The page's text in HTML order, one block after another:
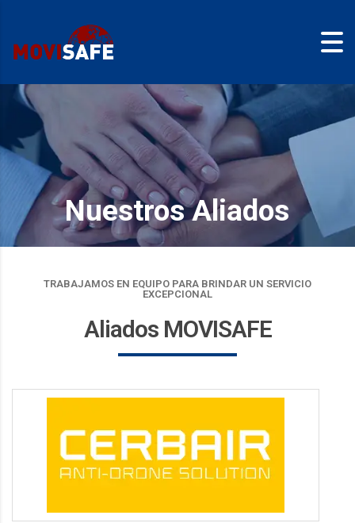
Nuestros Aliados
TRABAJAMOS EN EQUIPO PARA BRINDAR UN SERVICIO
EXCEPCIONAL
Aliados MOVISAFE